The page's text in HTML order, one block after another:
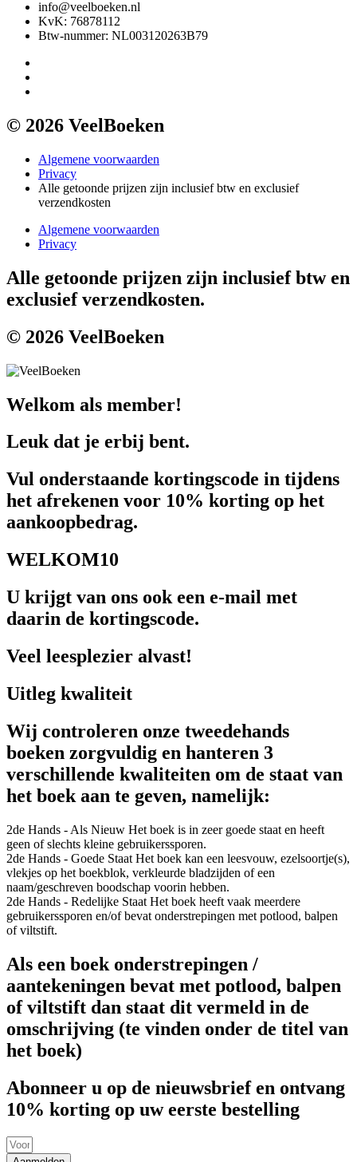
info@veelboeken.nl
KvK: 76878112
Btw-nummer: NL003120263B79
© 2026 VeelBoeken
Algemene voorwaarden
Privacy
Alle getoonde prijzen zijn inclusief btw en exclusief
verzendkosten
Algemene voorwaarden
Privacy
Alle getoonde prijzen zijn inclusief btw en
exclusief verzendkosten.
© 2026 VeelBoeken
Welkom als member!
Leuk dat je erbij bent.
Vul onderstaande kortingscode in tijdens
het afrekenen voor 10% korting op het
aankoopbedrag.
WELKOM10
U krijgt van ons ook een e-mail met
daarin de kortingscode.
Veel leesplezier alvast!
Uitleg kwaliteit
Wij controleren onze tweedehands
boeken zorgvuldig en hanteren 3
verschillende kwaliteiten om de staat van
het boek aan te geven, namelijk:
2de Hands - Als Nieuw Het boek is in zeer goede staat en heeft
geen of slechts kleine gebruikerssporen.
2de Hands - Goede Staat Het boek kan een leesvouw, ezelsoortje(s),
vlekjes op het boekblok, verkleurde bladzijden of een
naam/geschreven boodschap voorin hebben.
2de Hands - Redelijke Staat Het boek heeft vaak meerdere
gebruikerssporen en/of bevat onderstrepingen met potlood, balpen
of viltstift.
Als een boek onderstrepingen /
aantekeningen bevat met potlood, balpen
of viltstift dan staat dit vermeld in de
omschrijving (te vinden onder de titel van
het boek)
Abonneer u op de nieuwsbrief en ontvang
10% korting op uw eerste bestelling